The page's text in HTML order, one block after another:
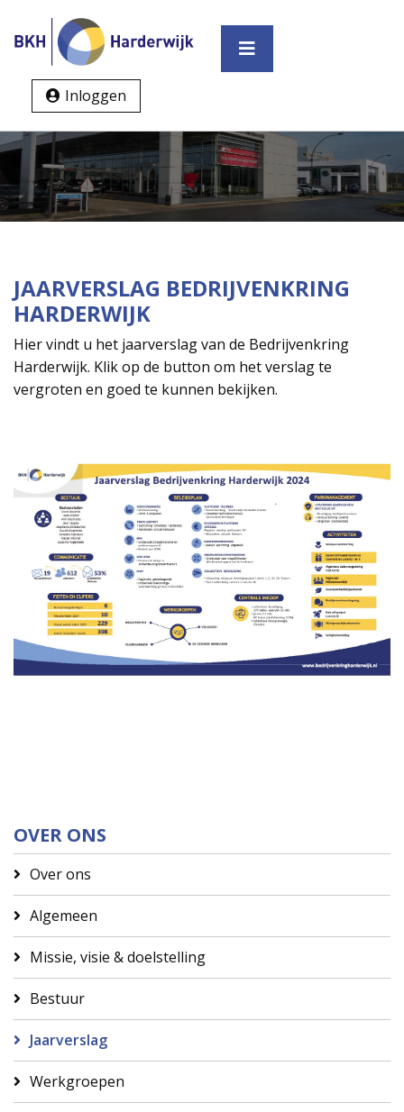
Inloggen
JAARVERSLAG BEDRIJVENKRING
HARDERWIJK
Hier vindt u het jaarverslag van de Bedrijvenkring
Harderwijk. Klik op de button om het verslag te
vergroten en goed te kunnen bekijken.
OVER ONS
Over ons
Algemeen
Missie, visie & doelstelling
Bestuur
Jaarverslag
Werkgroepen